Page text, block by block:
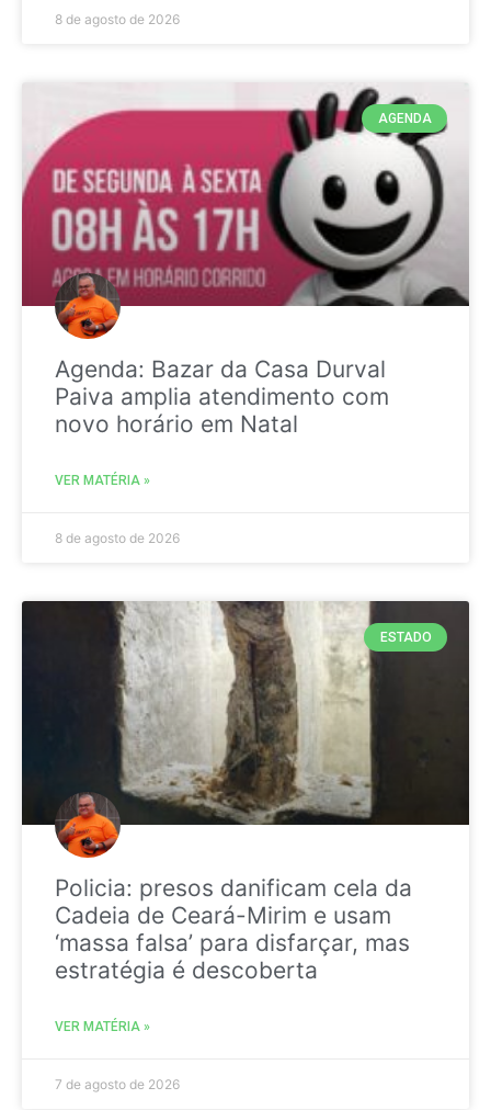
8 de agosto de 2026
AGENDA
Agenda: Bazar da Casa Durval
Paiva amplia atendimento com
novo horário em Natal
VER MATÉRIA »
8 de agosto de 2026
ESTADO
Policia: presos danificam cela da
Cadeia de Ceará-Mirim e usam
‘massa falsa’ para disfarçar, mas
estratégia é descoberta
VER MATÉRIA »
7 de agosto de 2026